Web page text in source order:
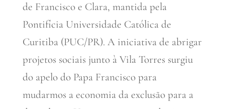
de Francisco e Clara, mantida pela
Pontifícia Universidade Católica de
Curitiba (PUC/PR). A iniciativa de abrigar
projetos sociais junto à Vila Torres surgiu
do apelo do Papa Francisco para
mudarmos a economia da exclusão para a